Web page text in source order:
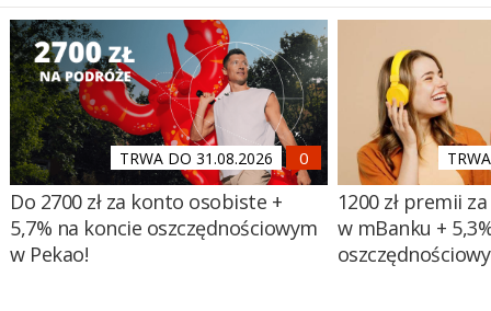
TRWA DO 31.08.2026
Do 2700 zł za konto osobiste +
5,7% na koncie oszczędnościowym
w Pekao!
1200 zł premii
w mBanku +